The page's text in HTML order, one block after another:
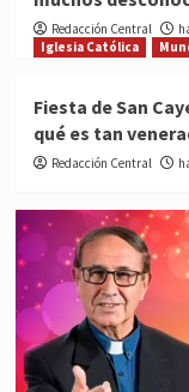
Redacción Central
Iglesia Católica
Fiesta de San
qué es tan
Redacción Central